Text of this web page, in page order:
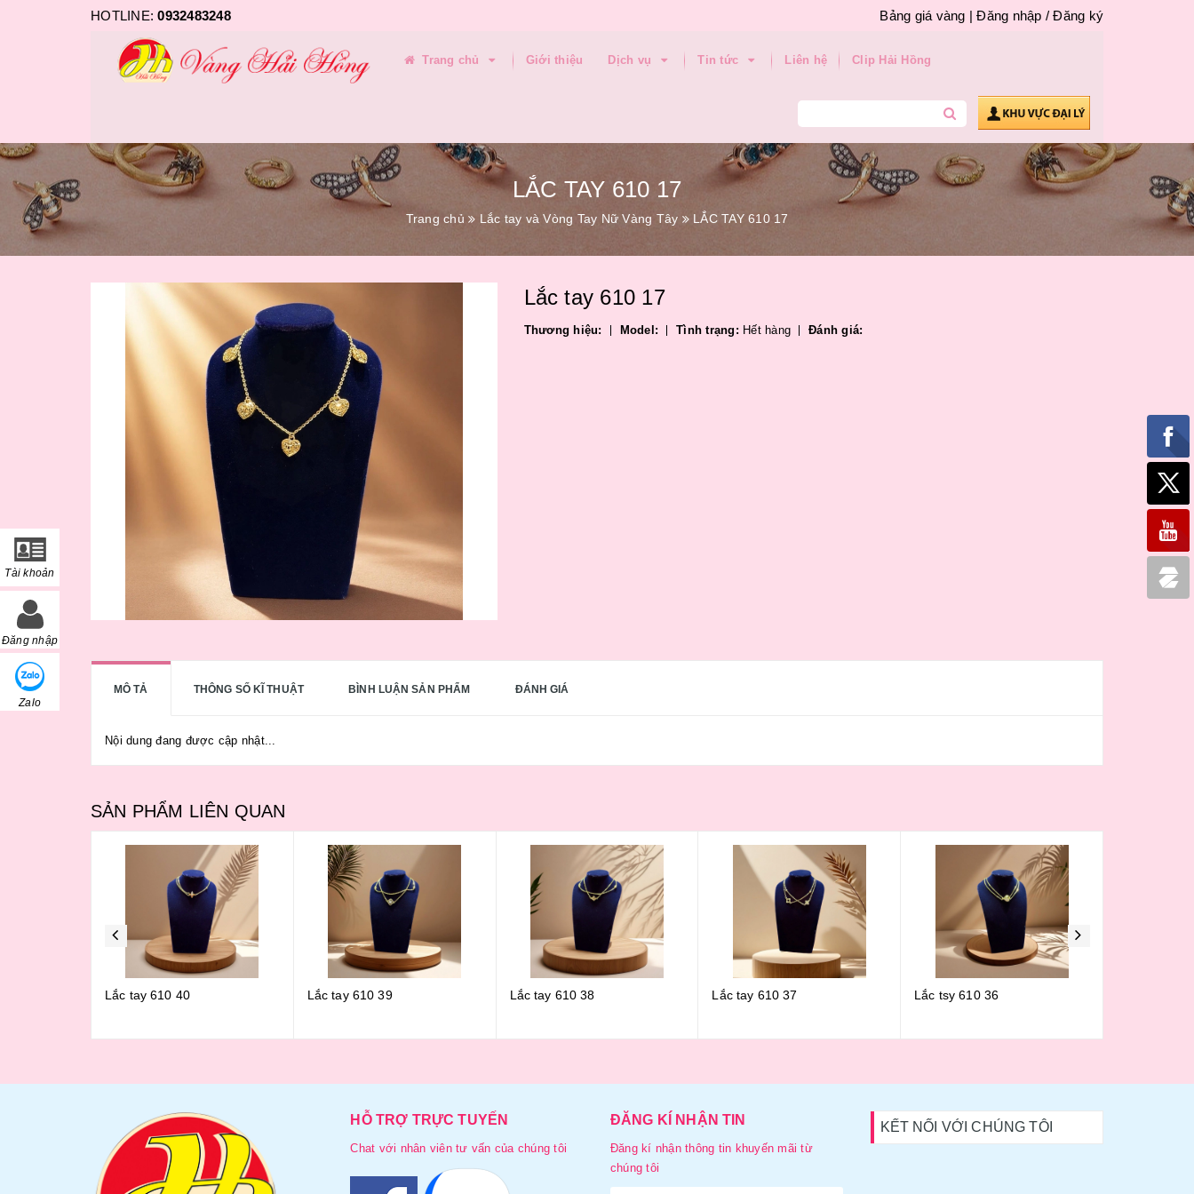
HOTLINE:0932483248 Bảng giá vàng | Đăng nhập / Đăng ký
Trang chủ Giới thiệu Dịch vụ Tin tức Liên hệ Clip Hải Hồng
LẮC TAY 610 17
Trang chủ Lắc tay và Vòng Tay Nữ Vàng Tây LẮC TAY 610 17
Lắc tay 610 17
Thương hiệu: Model: Tình trạng: Hết hàng Đánh giá:
MÔ TẢ THÔNG SỐ KĨ THUẬT BÌNH LUẬN SẢN PHẨM ĐÁNH GIÁ
Nội dung đang được cập nhật...
SẢN PHẨM LIÊN QUAN
Lắc tay 610 39 Lắc tay 610 38 Lắc tay 610 37 Lắc tsy 610 36 Lắc 610 35
HỖ TRỢ TRỰC TUYẾN
Chat với nhân viên tư vấn của chúng tôi
ĐĂNG KÍ NHẬN TIN
Đăng kí nhận thông tin khuyến mãi từ
chúng tôi
KẾT NỐI VỚI CHÚNG TÔI
Tài khoản
Đăng nhập
Zalo